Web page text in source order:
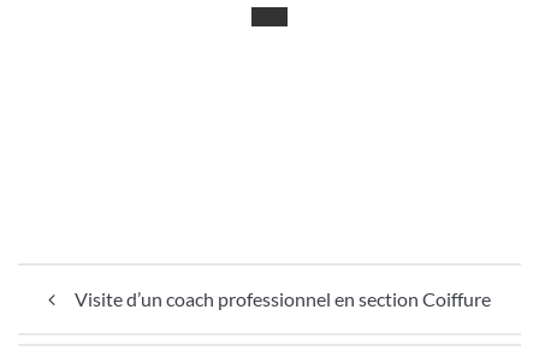
Visite d’un coach professionnel en section Coiffure